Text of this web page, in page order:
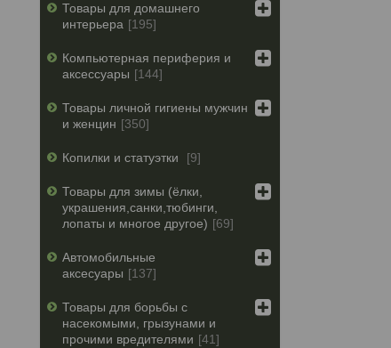
Товары для домашнего
интерьера
195
Компьютерная периферия и
аксессуары
144
Товары личной гигиены мужчин
и женцин
350
Копилки и статуэтки 9
Товары для зимы (ёлки,
украшения,санки,тюбинги,
лопаты и многое другое)
69
Автомобильные
аксесуары
137
Товары для борьбы с
насекомыми, грызунами и
прочими вредителями
41